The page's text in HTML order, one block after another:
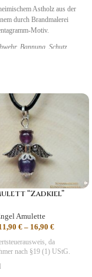
Astholz aus der
durch Brandmalerei
Motiv.
Bannung, Schutz
“Zadkiel”
Amulette
€– 16,90 €
da
nach §19 (1) UStG.